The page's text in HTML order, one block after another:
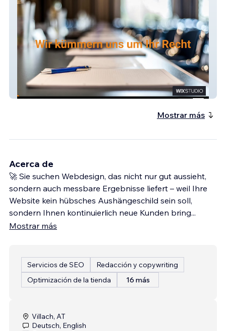
Reif & Partner
Mostrar más
Acerca de
🚀 Sie suchen Webdesign, das nicht nur gut aussieht,
sondern auch messbare Ergebnisse liefert – weil Ihre
Website kein hübsches Aushängeschild sein soll,
sondern Ihnen kontinuierlich neue Kunden bring...
Mostrar más
Servicios de SEO
Redacción y copywriting
Optimización de la tienda
16 más
Villach, AT
Deutsch, English